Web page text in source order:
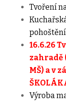
Tvoření
16.6.26
zahradě
MŠ) a v
Výroba